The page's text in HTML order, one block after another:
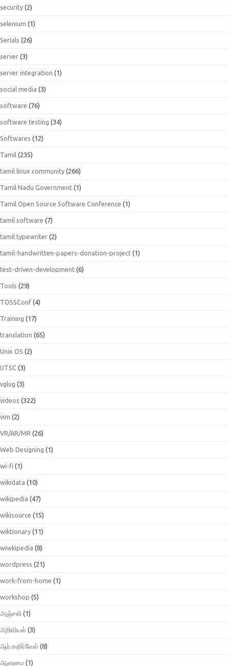
security (2)
selenium (1)
Serials (26)
server (3)
server integration (1)
social media (3)
software (76)
software testing (34)
Softwares (12)
Tamil (235)
tamil linux community (266)
Tamil Nadu Government (1)
Tamil Open Source Software Conference (1)
tamil software (7)
tamil typewriter (2)
tamil-handwritten-papers-donation-project (1)
test-driven-development (6)
Tools (29)
TOSSConf (4)
Training (17)
translation (65)
Unix OS (2)
UTSC (3)
vglug (3)
videos (322)
vim (2)
VR/AR/MR (26)
Web Designing (1)
wi-fi (1)
wikidata (10)
wikipedia (47)
wikisource (15)
wiktionary (11)
wiwkipedia (8)
wordpress (21)
work-from-home (1)
workshop (5)
அஞ்சலி (1)
அறிவியல் (3)
ஆர்.கதிர்வேல் (8)
ஆளுமை (1)